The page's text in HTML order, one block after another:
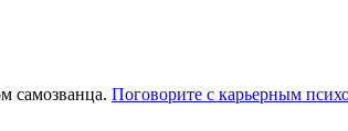
самозванца. Поговорите с карьерным